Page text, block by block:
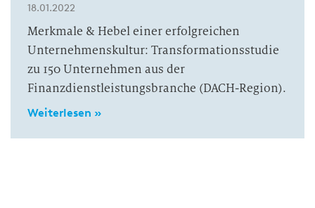
18.01.2022
Merkmale & Hebel einer erfolgreichen
Unternehmenskultur: Transformationsstudie
zu 150 Unternehmen aus der
Finanzdienstleistungsbranche (DACH-Region).
Weiterlesen »